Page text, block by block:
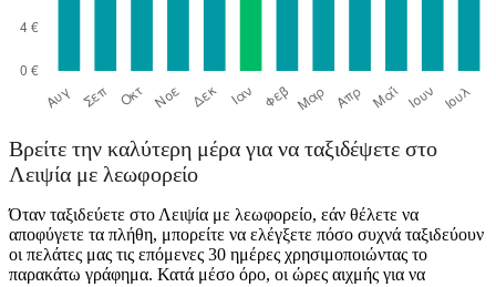
Βρείτε την καλύτερη μέρα για να ταξιδέψετε στο
Λειψία με λεωφορείο
Όταν ταξιδεύετε στο Λειψία με λεωφορείο, εάν θέλετε να
αποφύγετε τα πλήθη, μπορείτε να ελέγξετε πόσο συχνά ταξιδεύουν
οι πελάτες μας τις επόμενες 30 ημέρες χρησιμοποιώντας το
παρακάτω γράφημα. Κατά μέσο όρο, οι ώρες αιχμής για να